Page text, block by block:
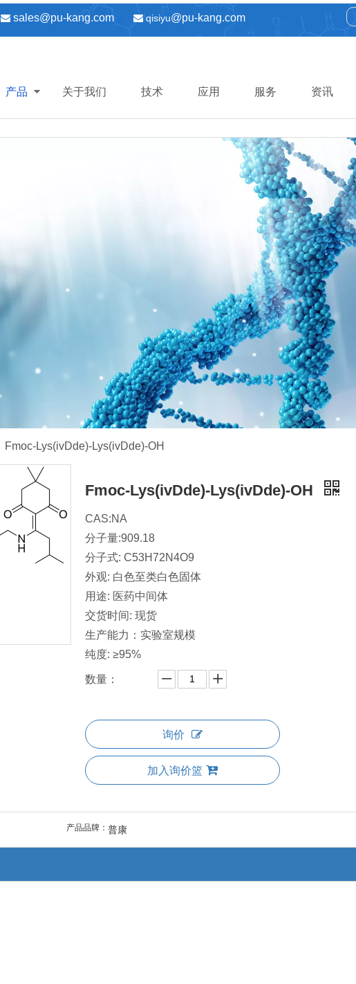
 sales@pu-kang.com  qisiyu@pu-kang.com
产品 关于我们 技术 应用 服务 资讯
Fmoc-Lys(ivDde)-Lys(ivDde)-OH
Fmoc-Lys(ivDde)-Lys(ivDde)-OH
CAS:NA
分子量:909.18
分子式: C53H72N4O9
外观: 白色至类白色固体
用途: 医药中间体
交货时间: 现货
生产能力：实验室规模
纯度: ≥95%
数量：
询价
加入询价篮
产品品牌： 普康